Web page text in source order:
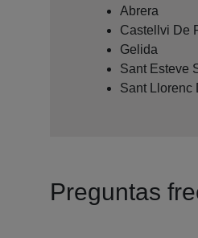
Abrera
Castellvi De
Gelida
Sant Esteve
Sant Llorenc
Preguntas